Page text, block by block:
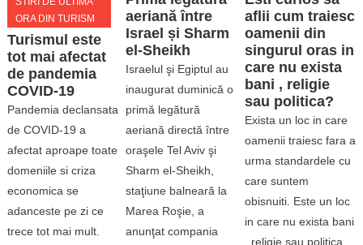
ORA DIN TURISM
Turismul este
tot mai afectat
de pandemia
COVID-19
Pandemia declansata
de COVID-19 a
afectat aproape toate
domeniile si criza
economica se
adanceste pe zi ce
trece tot mai mult.
aeriană între
Israel și Sharm
el-Sheikh
Israelul şi Egiptul au
inaugurat duminică o
primă legătură
aeriană directă între
oraşele Tel Aviv şi
Sharm el-Sheikh,
staţiune balneară la
Marea Roşie, a
anunţat compania
aflii cum traiesc
oamenii din
singurul oras in
care nu exista
bani , religie
sau politica?
Exista un loc in care
oamenii traiesc fara a
urma standardele cu
care suntem
obisnuiti. Este un loc
in care nu exista bani
, religie sau politica.